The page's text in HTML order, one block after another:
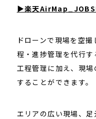
▶楽天
ドローンで現場を空
程・進捗管理を代行す
工程管理に加え、現
することができます。
エリアの広い現場、